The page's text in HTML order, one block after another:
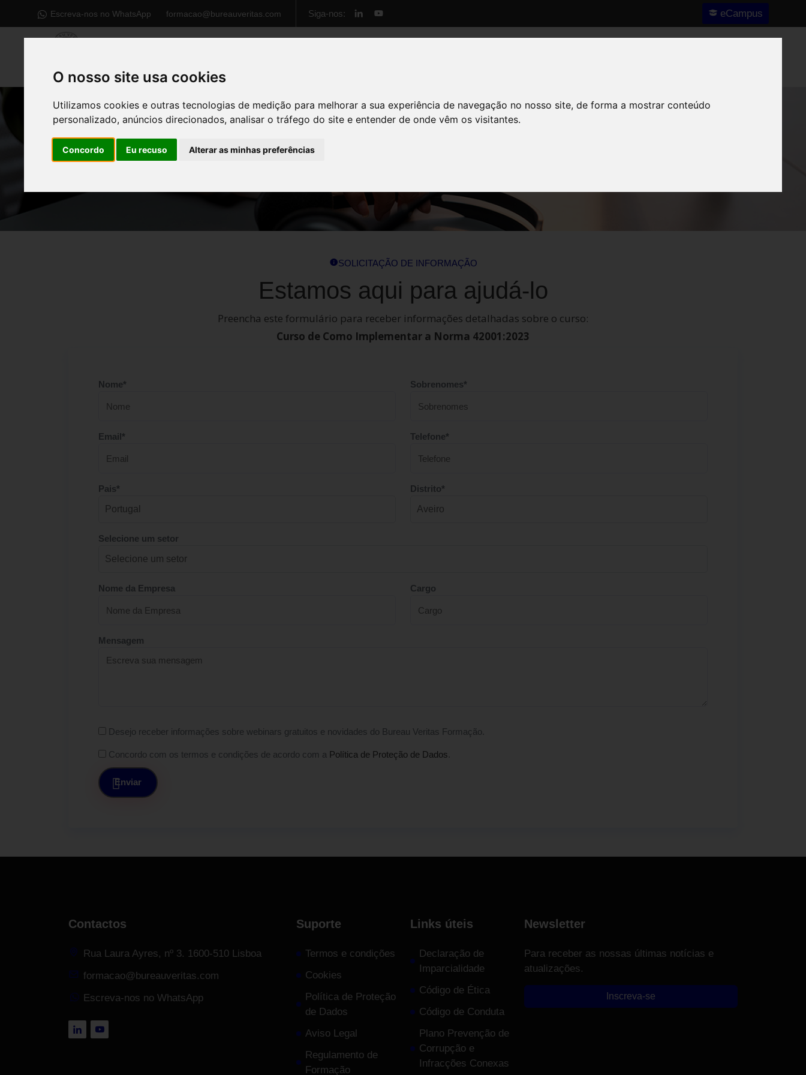
O nosso site usa cookies
Utilizamos cookies e outras tecnologias de medição para melhorar a sua experiência de navegação no nosso site, de forma a mostrar conteúdo
personalizado, anúncios direcionados, analisar o tráfego do site e entender de onde vêm os visitantes.
Concordo Eu recuso Alterar as minhas preferências
Escreva-nos no WhatsApp formacao@bureauveritas.com Siga-nos: eCampus
SOLICITAÇÃO DE INFORMAÇÃO
Estamos aqui para ajudá-lo
Preencha este formulário para receber informações detalhadas sobre o curso:
Curso de Como Implementar a Norma 42001:2023
Nome* Sobrenomes*
Email* Telefone*
Pais* Distrito*
Selecione um setor
Nome da Empresa Cargo
Mensagem
Desejo receber informações sobre webinars gratuitos e novidades do Bureau Veritas Formação.
Concordo com os termos e condições de acordo com a Política de Proteção de Dados.
Enviar
Contactos
Rua Laura Ayres, nº 3. 1600-510 Lisboa
formacao@bureauveritas.com
Escreva-nos no WhatsApp
Suporte
Termos e condições
Cookies
Política de Proteção
de Dados
Aviso Legal
Regulamento de
Formação
Links úteis
Declaração de
Imparcialidade
Código de Ética
Código de Conduta
Plano Prevenção de
Corrupção e
Infracções Conexas
Newsletter
Para receber as nossas últimas notícias e
atualizações.
Inscreva-se